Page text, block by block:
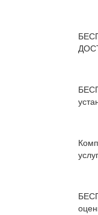
услуг